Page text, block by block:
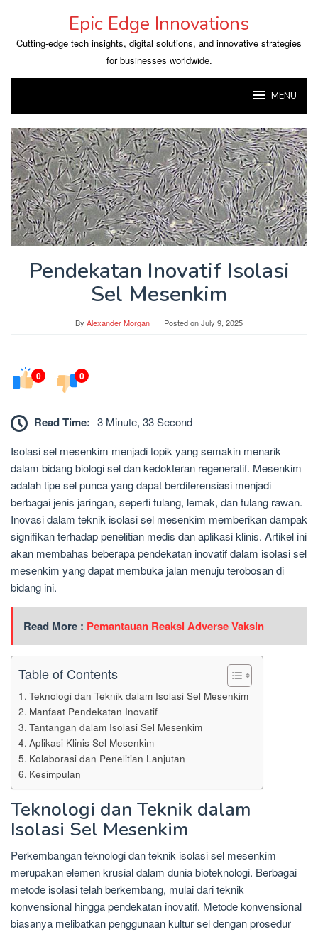
content
Epic Edge Innovations
Cutting-edge tech insights, digital solutions, and innovative strategies
for businesses worldwide.
MENU
Pendekatan Inovatif Isolasi
Sel Mesenkim
By Alexander Morgan Posted onJuly 9, 2025
0 0
Read Time: 3 Minute, 33 Second
Isolasi sel mesenkim menjadi topik yang semakin menarik
dalam bidang biologi sel dan kedokteran regeneratif. Mesenkim
adalah tipe sel punca yang dapat berdiferensiasi menjadi
berbagai jenis jaringan, seperti tulang, lemak, dan tulang rawan.
Inovasi dalam teknik isolasi sel mesenkim memberikan dampak
signifikan terhadap penelitian medis dan aplikasi klinis. Artikel ini
akan membahas beberapa pendekatan inovatif dalam isolasi sel
mesenkim yang dapat membuka jalan menuju terobosan di
bidang ini.
Read More : Pemantauan Reaksi Adverse Vaksin
Table of Contents
Teknologi dan Teknik dalam Isolasi Sel Mesenkim
Manfaat Pendekatan Inovatif
Tantangan dalam Isolasi Sel Mesenkim
Aplikasi Klinis Sel Mesenkim
Kolaborasi dan Penelitian Lanjutan
Kesimpulan
Teknologi dan Teknik dalam
Isolasi Sel Mesenkim
Perkembangan teknologi dan teknik isolasi sel mesenkim
merupakan elemen krusial dalam dunia bioteknologi. Berbagai
metode isolasi telah berkembang, mulai dari teknik
konvensional hingga pendekatan inovatif. Metode konvensional
biasanya melibatkan penggunaan kultur sel dengan prosedur